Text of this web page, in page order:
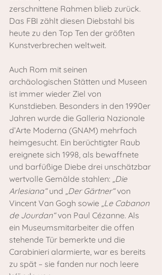
zerschnittene Rahmen blieb zurück.
Das FBI zählt diesen Diebstahl bis
heute zu den Top Ten der größten
Kunstverbrechen weltweit.
Auch Rom mit seinen
archäologischen Stätten und Museen
ist immer wieder Ziel von
Kunstdieben. Besonders in den 1990er
Jahren wurde die Galleria Nazionale
d’Arte Moderna (GNAM) mehrfach
heimgesucht. Ein berüchtigter Raub
ereignete sich 1998, als bewaffnete
und barfüßige Diebe drei unschätzbar
wertvolle Gemälde stahlen: „Die
Arlesiana“ und „Der Gärtner“ von
Vincent Van Gogh sowie „Le Cabanon
de Jourdan“ von Paul Cézanne. Als
ein Museumsmitarbeiter die offen
stehende Tür bemerkte und die
Carabinieri alarmierte, war es bereits
zu spät – sie fanden nur noch leere